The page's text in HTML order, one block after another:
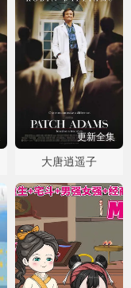
更新全集
大唐逍遥子